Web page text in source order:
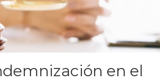
en el